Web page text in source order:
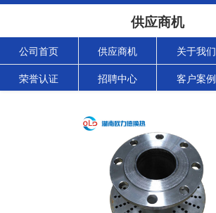
供应商机
公司首页 供应商机 关于我们
荣誉认证 招聘中心 客户案例